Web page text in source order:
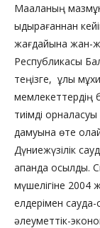
Мақаланың
ыдырағаннан
жағдайына жан-
Республикасы
теңізге, ұлы
мемлекеттердің
тиімді
дамуына өте
Дүниежүзілік
ақпанда қосылды.
мүшелігіне 2004
елдерімен сауда-
әлеуметтік-